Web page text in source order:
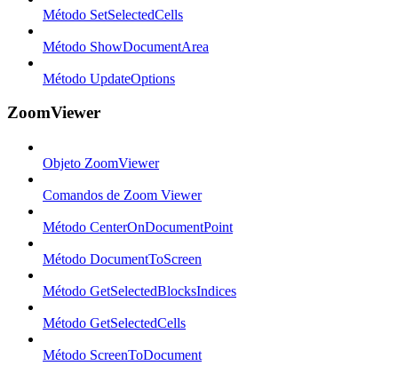
Método SetSelectedCells
Método ShowDocumentArea
Método UpdateOptions
ZoomViewer
Objeto ZoomViewer
Comandos de Zoom Viewer
Método CenterOnDocumentPoint
Método DocumentToScreen
Método GetSelectedBlocksIndices
Método GetSelectedCells
Método ScreenToDocument